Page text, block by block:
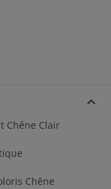
Chêne Clair
Chêne